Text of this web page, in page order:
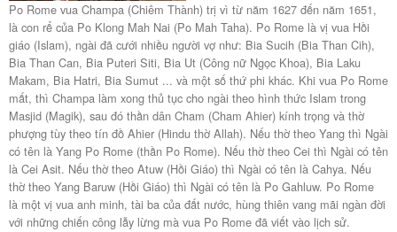
​Po Rome vua Champa (Chiêm Thành) trị vì từ năm 1627 đến năm 1651,
là con rể của Po Klong Mah Nai (Po Mah Taha). Po Rome là vị vua Hồi
giáo (Islam), ngài đã cưới nhiều người vợ như: Bia Sucih (Bia Than Cih),
Bia Than Can, Bia Puteri Siti, Bia Ut (Công nữ Ngọc Khoa), Bia Laku
Makam, Bia Hatri, Bia Sumut ... và một số thứ phi khác. Khi vua Po Rome
mất, thì Champa làm xong thủ tục cho ngài theo hình thức Islam trong
Masjid (Magik), sau đó thần dân Cham (Cham Ahier) kính trọng và thờ
phượng tùy theo tín đồ Ahier (Hindu thờ Allah). Nếu thờ theo Yang thì Ngài
có tên là Yang Po Rome (thần Po Rome). Nếu thờ theo Cei thì Ngài có tên
là Cei Asit. Nếu thờ theo Atuw (Hồi Giáo) thì Ngài có tên là Cahya. Nếu
thờ theo Yang Baruw (Hồi Giáo) thì Ngài có tên là Po Gahluw. Po Rome
là một vị vua anh minh, tài ba của đất nước, hùng thiên vang mãi ngàn đời
với những chiến công lẫy lừng mà vua Po Rome đã viết vào lịch sử.